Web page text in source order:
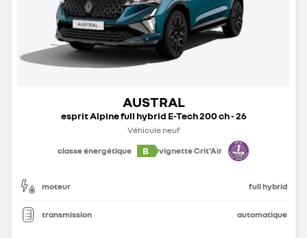
AUSTRAL
esprit Alpine full hybrid E-Tech 200 ch - 26
Véhicule neuf
classe énergétique
B vignette Crit'Air
moteur full hybrid
transmission automatique